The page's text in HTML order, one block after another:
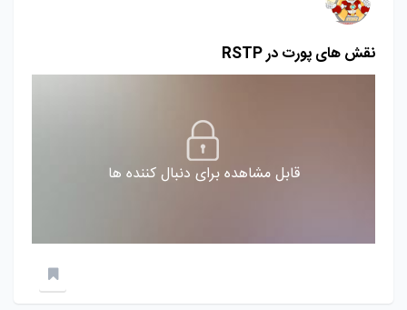
نقش های پورت در RSTP
قابل مشاهده برای دنبال کننده ها